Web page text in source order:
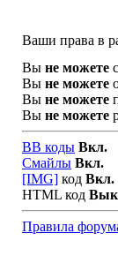
Ваши права в
Вы не можете
Вы не можете
Вы не можете
Вы не можете
BB коды Вкл.
Смайлы Вкл.
[IMG] код Вкл.
HTML код
Правила